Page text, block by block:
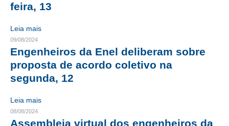
CURSOS
ENGENHEIRO EMPREENDEDOR
SEESP EDUCAÇÃO
PLATAFORMAS GRATUITAS
BENEFÍCIOS
feira, 13
Leia mais
09/08/2024
Engenheiros da Enel deliberam sobre
proposta de acordo coletivo na
segunda, 12
Leia mais
08/08/2024
Assembleia virtual dos engenheiros da